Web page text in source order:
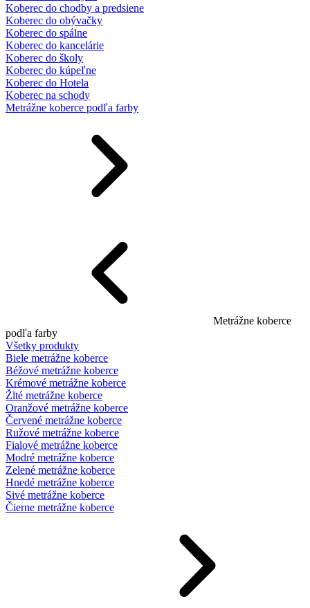
Koberec do chodby a predsiene
Koberec do obývačky
Koberec do spálne
Koberec do kancelárie
Koberec do školy
Koberec do kúpeľne
Koberec do Hotela
Koberec na schody
Metrážne koberce podľa farby
Metrážne koberce
podľa farby
Všetky produkty
Biele metrážne koberce
Béžové metrážne koberce
Krémové metrážne koberce
Žlté metrážne koberce
Oranžové metrážne koberce
Červené metrážne koberce
Ružové metrážne koberce
Fialové metrážne koberce
Modré metrážne koberce
Zelené metrážne koberce
Hnedé metrážne koberce
Sivé metrážne koberce
Čierne metrážne koberce